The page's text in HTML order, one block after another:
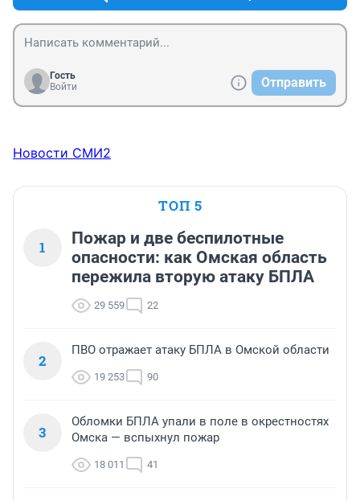
Гость
Войти
Отправить
Новости СМИ2
ТОП 5
1
Пожар и две беспилотные
опасности: как Омская область
пережила вторую атаку БПЛА
29 559 22
2
ПВО отражает атаку БПЛА в Омской области
19 253 90
3
Обломки БПЛА упали в поле в окрестностях
Омска — вспыхнул пожар
18 011 41